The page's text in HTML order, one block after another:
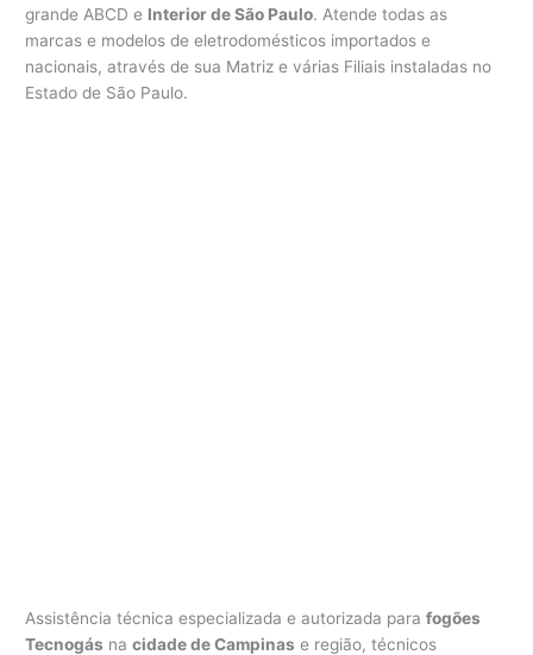
grande ABCD e Interior de São Paulo. Atende todas as
marcas e modelos de eletrodomésticos importados e
nacionais, através de sua Matriz e várias Filiais instaladas no
Estado de São Paulo.
Assistência técnica especializada e autorizada parafogões
Tecnogás nacidade de Campinas e região, técnicos